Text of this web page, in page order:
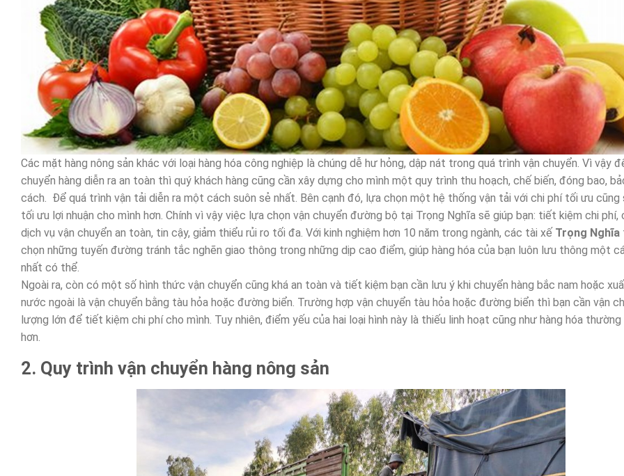
Các mặt hàng nông sản khác với loại hàng hóa công nghiệp là chúng dễ hư hỏng, dập nát trong quá trình vận chuyển. Vì vậy
chuyển hàng diễn ra an toàn thì quý khách hàng cũng cần xây dựng cho mình một quy trình thu hoạch, chế biến, đóng bao,
cách. Để quá trình vận tải diễn ra một cách suôn sẻ nhất. Bên cạnh đó, lựa chọn một hệ thống vận tải với chi phí tối ưu cũng
tối ưu lợi nhuận cho mình hơn. Chính vì vậy việc lựa chọn vận chuyển đường bộ tại Trọng Nghĩa sẽ giúp bạn: tiết kiệm chi phí,
dịch vụ vận chuyển an toàn, tin cậy, giảm thiểu rủi ro tối đa. Với kinh nghiệm hơn 10 năm trong ngành, các tài xế Trọng Nghĩa
chọn những tuyến đường tránh tắc nghẽn giao thông trong những dịp cao điểm, giúp hàng hóa của bạn luôn lưu thông một
nhất có thể.
Ngoài ra, còn có một số hình thức vận chuyển cũng khá an toàn và tiết kiệm bạn cần lưu ý khi chuyển hàng bắc nam hoặc
nước ngoài là vận chuyển bằng tàu hỏa hoặc đường biển. Trường hợp vận chuyển tàu hỏa hoặc đường biển thì bạn cần vận
lượng lớn để tiết kiệm chi phí cho mình. Tuy nhiên, điểm yếu của hai loại hình này là thiếu linh hoạt cũng như hàng hóa thường
hơn.
2. Quy trình vận chuyển hàng nông sản